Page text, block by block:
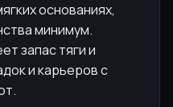
основаниях,
минимум.
запас тяги и
и карьеров с